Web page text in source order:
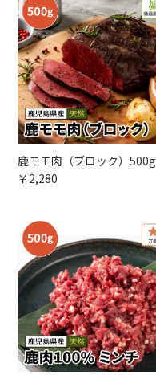
鹿モモ肉（ブロック）500g
￥2,280